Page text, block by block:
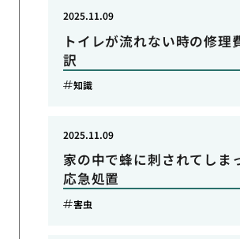
トイレが流れない時の修理
訳
2025.11.09
知識
家の中で蜂に刺されてしま
応急処置
2025.11.09
害虫